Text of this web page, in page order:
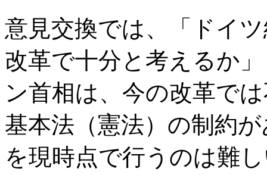
意見交換では、「ドイ
改革で十分と考えるか
ン首相は、今の改革で
基本法（憲法）の制約
を現時点で行うのは難